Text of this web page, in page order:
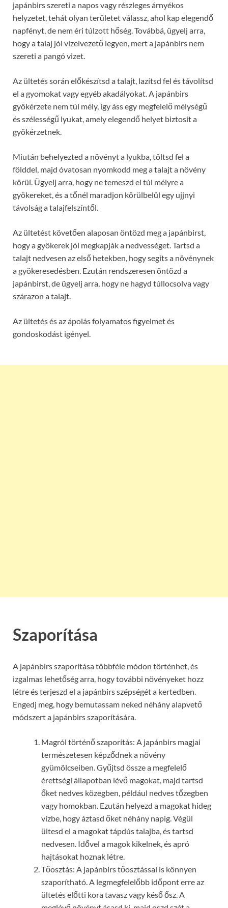
japánbirs szereti a napos vagy részleges árnyékos
helyzetet, tehát olyan területet válassz, ahol kap elegendő
napfényt, de nem éri túlzott hőség. Továbbá, ügyelj arra,
hogy a talaj jól vízelvezető legyen, mert a japánbirs nem
szereti a pangó vizet.
Az ültetés során előkészítsd a talajt, lazítsd fel és távolítsd
el a gyomokat vagy egyéb akadályokat. A japánbirs
gyökérzete nem túl mély, így áss egy megfelelő mélységű
és szélességű lyukat, amely elegendő helyet biztosít a
gyökérzetnek.
Miután behelyezted a növényt a lyukba, töltsd fel a
földdel, majd óvatosan nyomkodd meg a talajt a növény
körül. Ügyelj arra, hogy ne temeszd el túl mélyre a
gyökereket, és a tőnél maradjon körülbelül egy ujjnyi
távolság a talajfelszíntől.
Az ültetést követően alaposan öntözd meg a japánbirst,
hogy a gyökerek jól megkapják a nedvességet. Tartsd a
talajt nedvesen az első hetekben, hogy segíts a növénynek
a gyökeresedésben. Ezután rendszeresen öntözd a
japánbirst, de ügyelj arra, hogy ne hagyd túllocsolva vagy
szárazon a talajt.
Az ültetés és az ápolás folyamatos figyelmet és
gondoskodást igényel.
Szaporítása
A japánbirs szaporítása többféle módon történhet, és
izgalmas lehetőség arra, hogy további növényeket hozz
létre és terjeszd el a japánbirs szépségét a kertedben.
Engedj meg, hogy bemutassam neked néhány alapvető
módszert a japánbirs szaporítására.
Magról történő szaporítás: A japánbirs magjai
természetesen képződnek a növény
gyümölcseiben. Gyűjtsd össze a megfelelő
érettségi állapotban lévő magokat, majd tartsd
őket nedves közegben, például nedves tőzegben
vagy homokban. Ezután helyezd a magokat hideg
vízbe, hogy áztasd őket néhány napig. Végül
ültesd el a magokat tápdús talajba, és tartsd
nedvesen. Idővel a magok kikelnek, és apró
hajtásokat hoznak létre.
Tőosztás: A japánbirs tőosztással is könnyen
szaporítható. A legmegfelelőbb időpont erre az
ültetés előtti kora tavasz vagy késő ősz. A